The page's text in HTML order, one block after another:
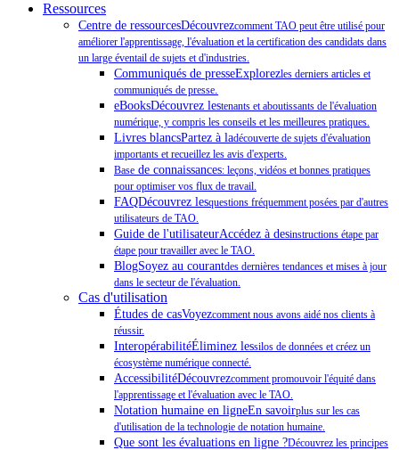
Ressources
Centre de ressourcesDécouvrezcomment TAO peut être utilisé pour
améliorer l'apprentissage, l'évaluation et la certification des candidats dans
un large éventail de sujets et d'industries.
Communiqués de presseExplorezles derniers articles et
communiqués de presse.
eBooksDécouvrez lestenants et aboutissants de l'évaluation
numérique, y compris les conseils et les meilleures pratiques.
Livres blancsPartez à ladécouverte de sujets d'évaluation
importants et recueillez les avis d'experts.
Base de connaissances: leçons, vidéos et bonnes pratiques
pour optimiser vos flux de travail.
FAQDécouvrez lesquestions fréquemment posées par d'autres
utilisateurs de TAO.
Guide de l'utilisateurAccédez à desinstructions étape par
étape pour travailler avec le TAO.
BlogSoyez au courantdes dernières tendances et mises à jour
dans le secteur de l'évaluation.
Cas d'utilisation
Études de casVoyezcomment nous avons aidé nos clients à
réussir.
InteropérabilitéÉliminez lessilos de données et créez un
écosystème numérique connecté.
AccessibilitéDécouvrezcomment promouvoir l'équité dans
l'apprentissage et l'évaluation avec le TAO.
Notation humaine en ligneEn savoirplus sur les cas
d'utilisation de la technologie de notation humaine.
Que sont les évaluations en ligne ?Découvrez les principes